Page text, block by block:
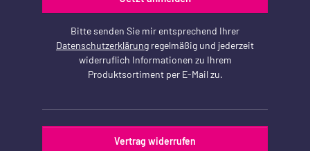
Bitte senden Sie mir entsprechend Ihrer
Datenschutzerklärung regelmäßig und jederzeit
widerruflich Informationen zu Ihrem
Produktsortiment per E-Mail zu.
Vertrag widerrufen